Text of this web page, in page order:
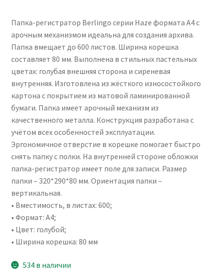
составляла
459,00₽.
350,00₽.
Папка-регистратор Berlingo серии Haze формата А4 с
арочным механизмом идеальна для создания архива.
Папка вмещает до 600 листов. Ширина корешка
составляет 80 мм. Выполнена в стильных пастельных
цветах: голубая внешняя сторона и сиреневая
внутренняя. Изготовлена из жёсткого износостойкого
картона с покрытием из матовой ламинированной
бумаги. Папка имеет арочный механизм из
качественного металла. Конструкция разработана с
учётом всех особенностей эксплуатации.
Эргономичное отверстие в корешке помогает быстро
снять папку с полки. На внутренней стороне обложки
папка-регистратор имеет поле для записи. Размер
папки – 320*290*80 мм. Ориентация папки –
вертикальная.
• Вместимость, в листах: 600;
• Формат: А4;
• Цвет: голубой;
• Ширина корешка: 80 мм
534 в наличии